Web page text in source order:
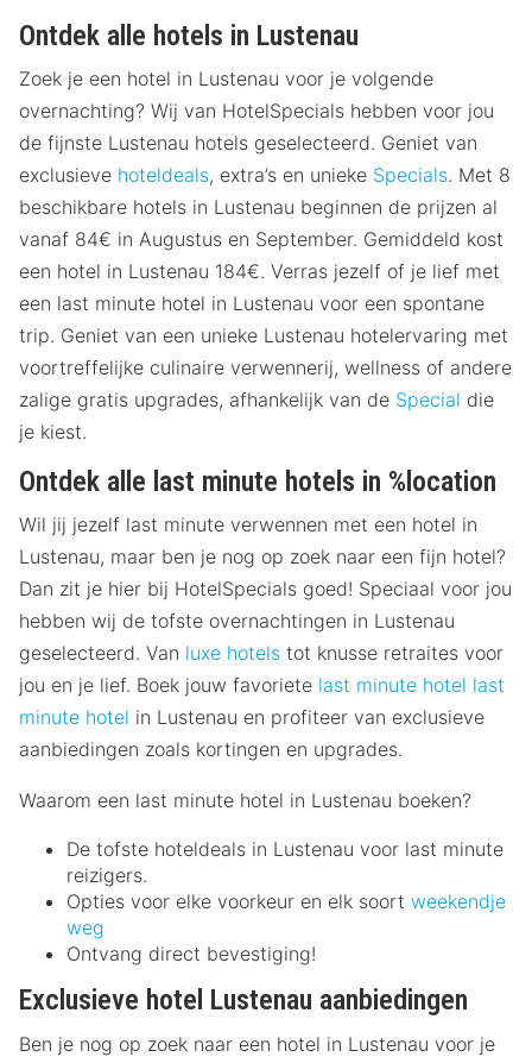
Ontdek alle hotels in Lustenau
Zoek je een hotel in Lustenau voor je volgende
overnachting? Wij van HotelSpecials hebben voor jou
de fijnste Lustenau hotels geselecteerd. Geniet van
exclusieve hoteldeals, extra’s en unieke Specials. Met 8
beschikbare hotels in Lustenau beginnen de prijzen al
vanaf 84€ in Augustus en September. Gemiddeld kost
een hotel in Lustenau 184€. Verras jezelf of je lief met
een last minute hotel in Lustenau voor een spontane
trip. Geniet van een unieke Lustenau hotelervaring met
voortreffelijke culinaire verwennerij, wellness of andere
zalige gratis upgrades, afhankelijk van de Special die
je kiest.
Ontdek alle last minute hotels in %location
Wil jij jezelf last minute verwennen met een hotel in
Lustenau, maar ben je nog op zoek naar een fijn hotel?
Dan zit je hier bij HotelSpecials goed! Speciaal voor jou
hebben wij de tofste overnachtingen in Lustenau
geselecteerd. Van luxe hotels tot knusse retraites voor
jou en je lief. Boek jouw favoriete last minute hotel last
minute hotel in Lustenau en profiteer van exclusieve
aanbiedingen zoals kortingen en upgrades.
Waarom een last minute hotel in Lustenau boeken?
De tofste hoteldeals in Lustenau voor last minute
reizigers.
Opties voor elke voorkeur en elk soort weekendje
weg
Ontvang direct bevestiging!
Exclusieve hotel Lustenau aanbiedingen
Ben je nog op zoek naar een hotel in Lustenau voor je